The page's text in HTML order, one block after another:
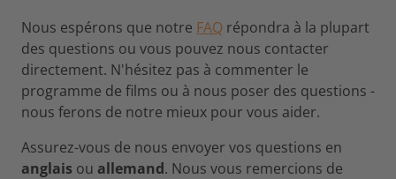
Nous espérons que notre FAQ répondra à la plupart
des questions ou vous pouvez nous contacter
directement. N'hésitez pas à commenter le
programme de films ou à nous poser des questions -
nous ferons de notre mieux pour vous aider.
Assurez-vous de nous envoyer vos questions en
anglais ou allemand. Nous vous remercions de